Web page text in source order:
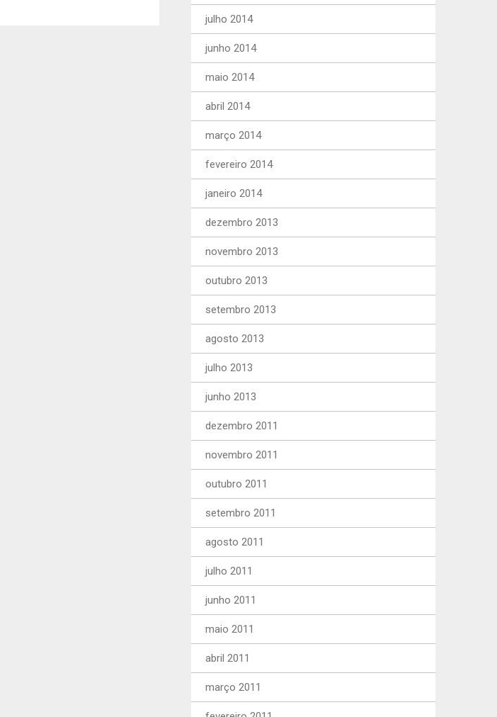
julho 2014
junho 2014
maio 2014
abril 2014
março 2014
fevereiro 2014
janeiro 2014
dezembro 2013
novembro 2013
outubro 2013
setembro 2013
agosto 2013
julho 2013
junho 2013
dezembro 2011
novembro 2011
outubro 2011
setembro 2011
agosto 2011
julho 2011
junho 2011
maio 2011
abril 2011
março 2011